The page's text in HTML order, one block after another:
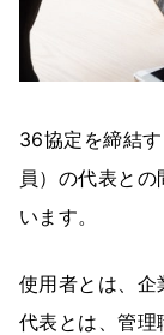
36協定を締結
員）の代表と
います。
使用者とは、
代表とは、管理